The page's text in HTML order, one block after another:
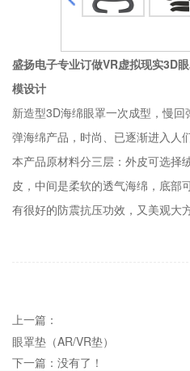
盛扬电子专业订做VR虚拟现实3D
模设计
新造型3D海绵眼罩一次成型，慢
弹海绵产品，时尚、已逐渐进入人
本产品原材料分三层：外皮可选择
皮，中间是柔软的透气海绵，底部
有很好的防震抗压功效，又美观大
上一篇：
眼罩垫（AR/VR垫）
下一篇：没有了！